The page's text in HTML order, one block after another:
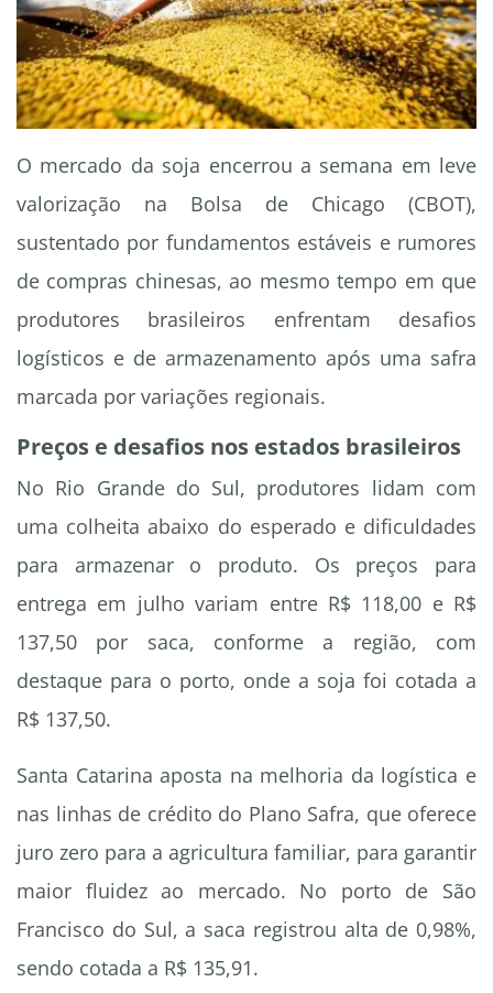
O mercado da soja encerrou a semana em leve
valorização na Bolsa de Chicago (CBOT),
sustentado por fundamentos estáveis e rumores
de compras chinesas, ao mesmo tempo em que
produtores brasileiros enfrentam desafios
logísticos e de armazenamento após uma safra
marcada por variações regionais.
Preços e desafios nos estados brasileiros
No Rio Grande do Sul, produtores lidam com
uma colheita abaixo do esperado e dificuldades
para armazenar o produto. Os preços para
entrega em julho variam entre R$ 118,00 e R$
137,50 por saca, conforme a região, com
destaque para o porto, onde a soja foi cotada a
R$ 137,50.
Santa Catarina aposta na melhoria da logística e
nas linhas de crédito do Plano Safra, que oferece
juro zero para a agricultura familiar, para garantir
maior fluidez ao mercado. No porto de São
Francisco do Sul, a saca registrou alta de 0,98%,
sendo cotada a R$ 135,91.